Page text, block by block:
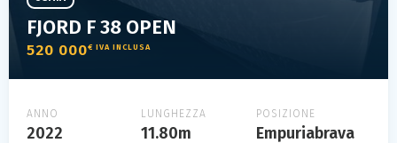
FJORD F 38 OPEN
520 000€ IVA INCLUSA
ANNO
2022
LUNGHEZZA
11.80m
POSIZIONE
Empuriabrava